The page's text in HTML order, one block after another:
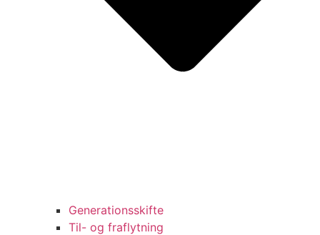
Generationsskifte
Til- og fraflytning